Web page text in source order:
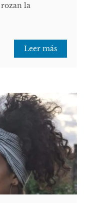
rozan la
Leer más